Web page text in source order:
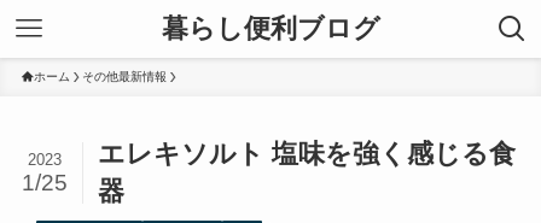
暮らし便利ブログ
ホーム その他最新情報
エレキソルト 塩味を強く感じる食
器
2023
1/25